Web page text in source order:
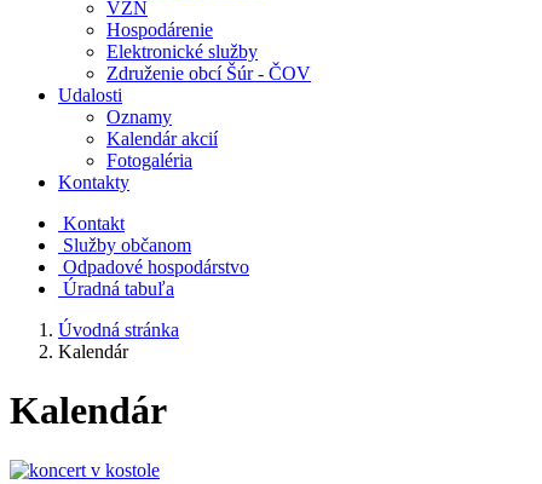
VZN
Hospodárenie
Elektronické služby
Združenie obcí Šúr - ČOV
Udalosti
Oznamy
Kalendár akcií
Fotogaléria
Kontakty
Kontakt
Služby občanom
Odpadové hospodárstvo
Úradná tabuľa
Úvodná stránka
Kalendár
Kalendár